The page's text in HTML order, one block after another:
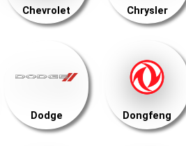
Chevrolet Chrysler
Dodge Dongfeng